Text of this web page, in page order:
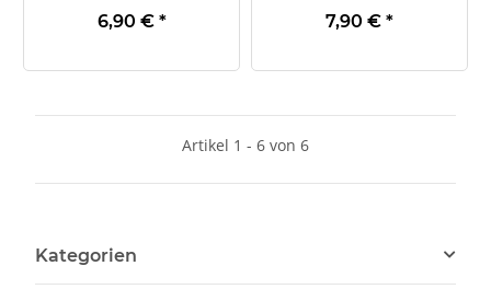
6,90 € * 7,90 € *
Artikel 1 - 6 von 6
Kategorien